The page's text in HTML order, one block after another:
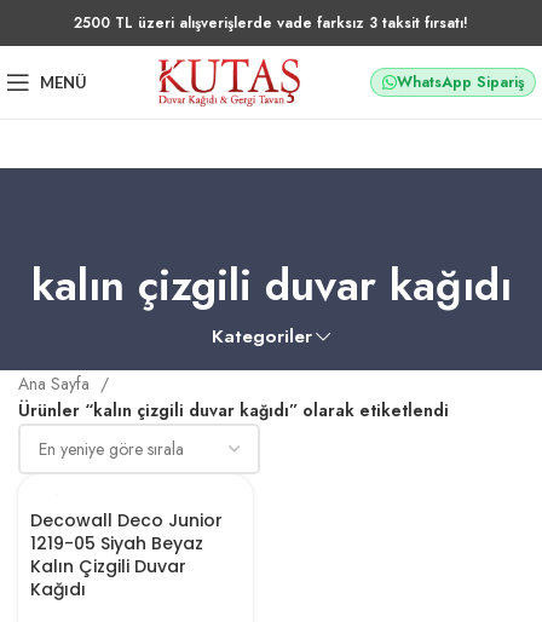
2500 TL üzeri alışverişlerde vade farksız 3 taksit fırsatı!
MENÜ WhatsApp Sipariş
kalın çizgili duvar kağıdı
Kategoriler
Ana Sayfa
Ürünler “kalın çizgili duvar kağıdı” olarak etiketlendi
Decowall Deco Junior
1219-05 Siyah Beyaz
Kalın Çizgili Duvar
Kağıdı